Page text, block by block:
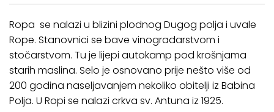
Ropa se nalazi u blizini plodnog Dugog polja i uvale
Rope. Stanovnici se bave vinogradarstvom i
stočarstvom. Tu je lijepi autokamp pod krošnjama
starih maslina. Selo je osnovano prije nešto više od
200 godina naseljavanjem nekoliko obitelji iz Babina
Polja. U Ropi se nalazi crkva sv. Antuna iz 1925.